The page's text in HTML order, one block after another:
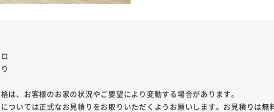
は、お客様のお家の状況やご要望により変動する場合があります。
ついては正式なお見積りをお取りいただくようお願いします。お見積りは無